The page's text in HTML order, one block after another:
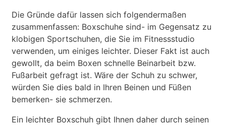
Die Gründe dafür lassen sich folgendermaßen
zusammenfassen: Boxschuhe sind- im Gegensatz zu
klobigen Sportschuhen, die Sie im Fitnessstudio
verwenden, um einiges leichter. Dieser Fakt ist auch
gewollt, da beim Boxen schnelle Beinarbeit bzw.
Fußarbeit gefragt ist. Wäre der Schuh zu schwer,
würden Sie dies bald in Ihren Beinen und Füßen
bemerken- sie schmerzen.
Ein leichter Boxschuh gibt Ihnen daher durch seinen